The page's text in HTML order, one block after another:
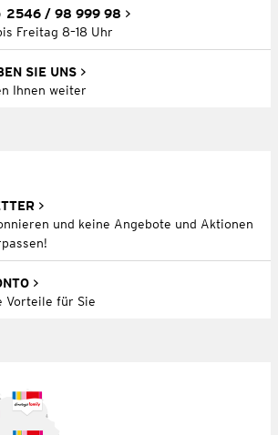
/ 98 999 98
Freitag 8–18 Uhr
SIE UNS
Ihnen weiter
und keine Angebote und Aktionen
Vorteile für Sie